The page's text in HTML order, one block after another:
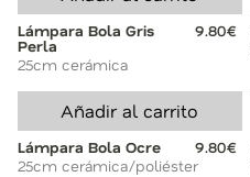
Lámpara Bola Gris
Perla
9.80€
25cm cerámica
Añadir al carrito
Lámpara Bola Ocre
9.80€
25cm cerámica/poliéster